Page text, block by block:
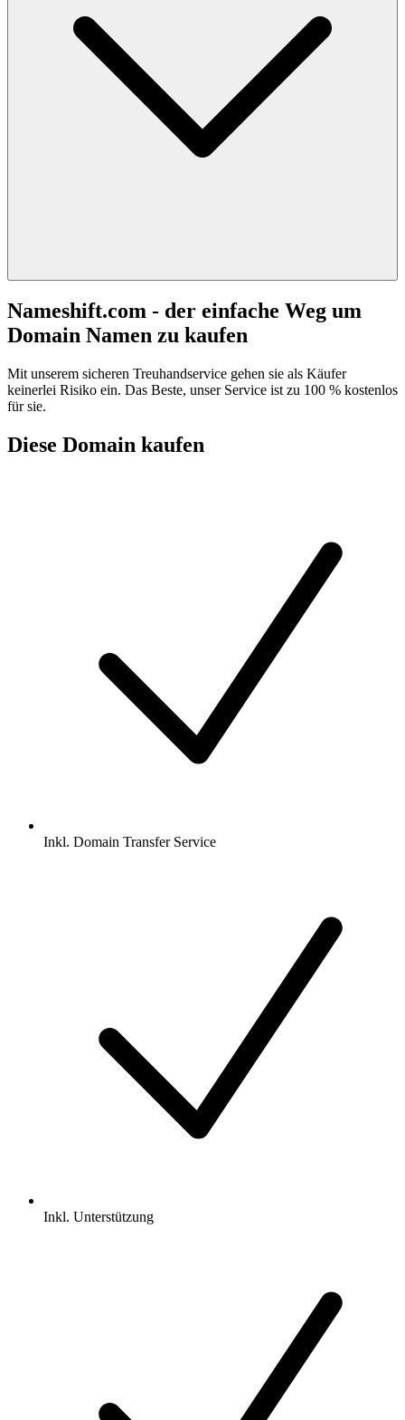
Nameshift.com - der einfache Weg um
Domain Namen zu kaufen
Mit unserem sicheren Treuhandservice gehen sie als Käufer
keinerlei Risiko ein. Das Beste, unser Service ist zu 100 % kostenlos
für sie.
Diese Domain kaufen
Inkl. Domain Transfer Service
Inkl. Unterstützung